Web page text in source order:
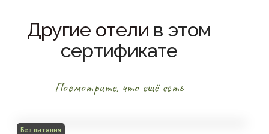
Другие отели в этом
сертификате
Посмотрите, что ещё есть
Без питания